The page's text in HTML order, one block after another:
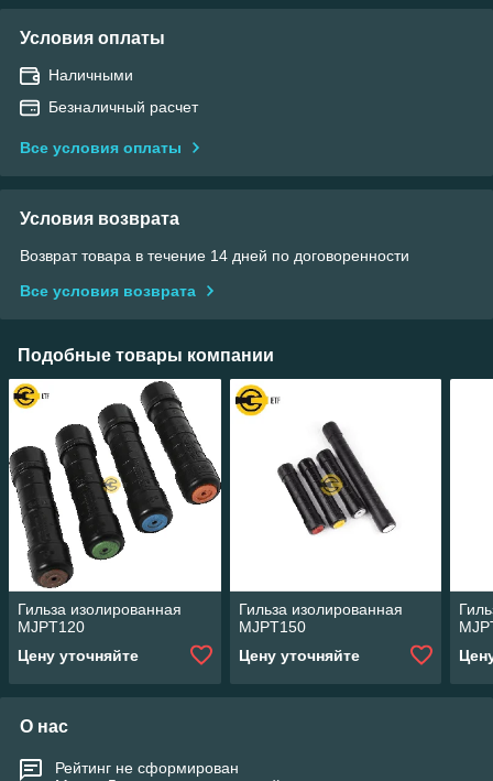
Условия оплаты
Наличными
Безналичный расчет
Все условия оплаты
Условия возврата
Возврат товара в течение 14 дней по договоренности
Все условия возврата
Подобные товары компании
Гильза изолированная
MJPT120
Цену уточняйте
Гильза изолированная
MJPT150
Цену уточняйте
О нас
Рейтинг не сформирован